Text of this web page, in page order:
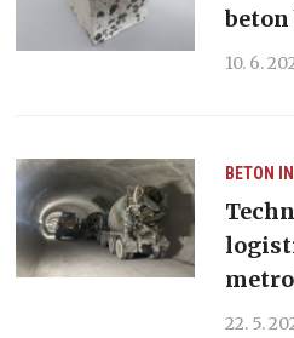
beton
10. 6.
BETON
22. 5.